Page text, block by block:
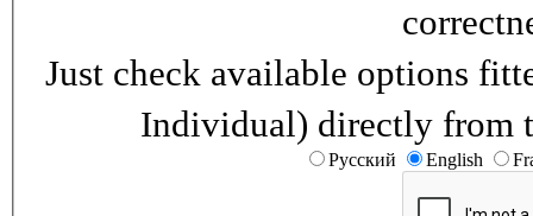
Just check available options
Individual) directly from
Русский English